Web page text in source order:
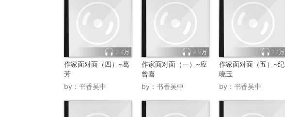
2.4万
作家面对面（四）~葛
芳
by： 书香吴中
4.9万
作家面对面（一）~应
曾喜
by： 书香吴中
1.7万
作家面对面（五）~纪
晓玉
by： 书香吴中